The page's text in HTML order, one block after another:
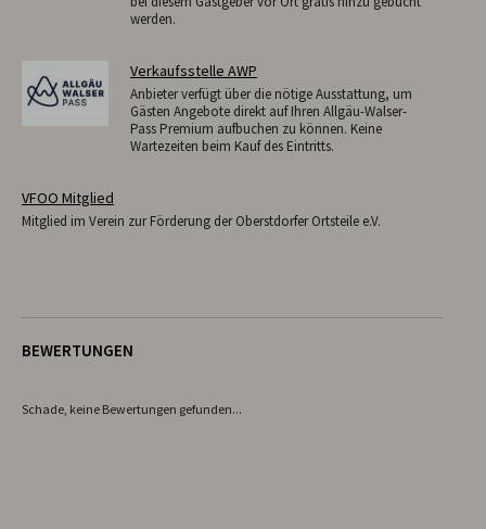
werden.
Verkaufsstelle AWP
Anbieter verfügt über die nötige Ausstattung, um
Gästen Angebote direkt auf Ihren Allgäu-Walser-
Pass Premium aufbuchen zu können. Keine
Wartezeiten beim Kauf des Eintritts.
VFOO Mitglied
Mitglied im Verein zur Förderung der Oberstdorfer Ortsteile e.V.
BEWERTUNGEN
Schade, keine Bewertungen gefunden...